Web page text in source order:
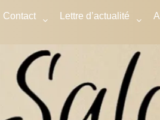
Contact Lettre d’actualité